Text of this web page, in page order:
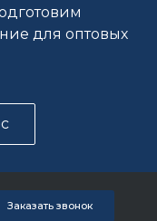
для оптовых
Заказать звонок